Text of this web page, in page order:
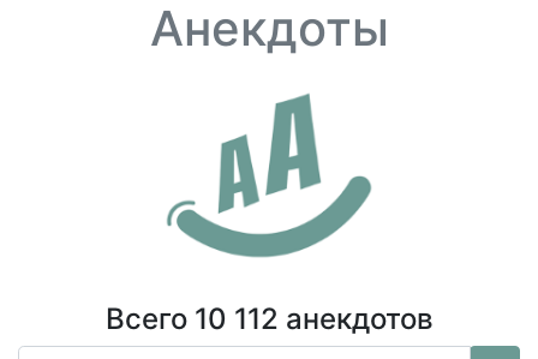
Анекдоты
Всего 10 112 анекдотов